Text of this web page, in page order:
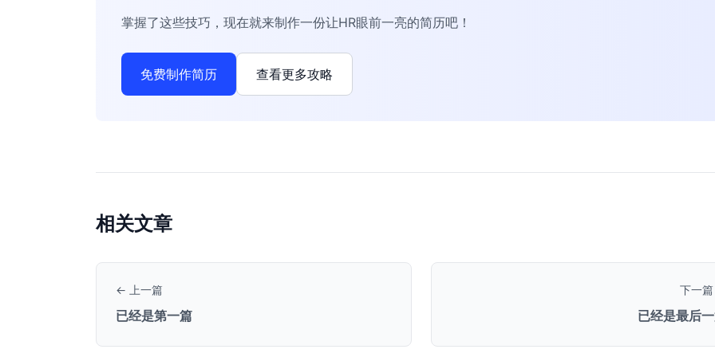
掌握了这些技巧，现在就来制作一份让HR眼前一亮的简历吧！
免费制作简历 查看更多攻略
相关文章
← 上一篇
已经是第一篇
下一
已经是最后